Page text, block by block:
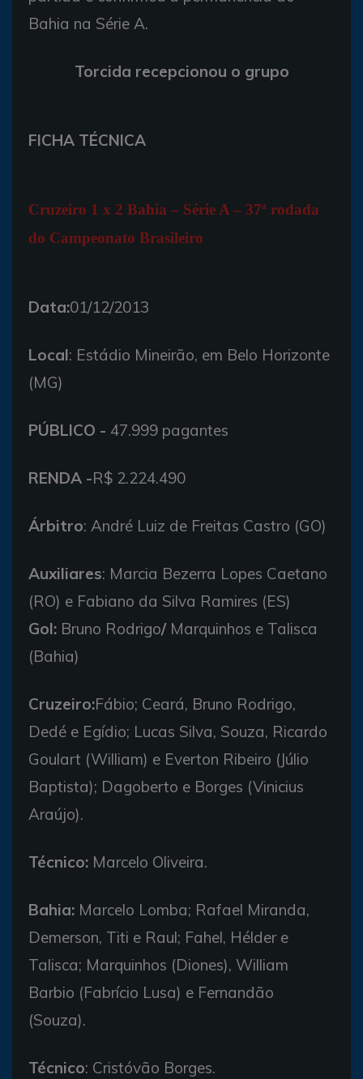
Bahia na Série A.
Torcida recepcionou o grupo
FICHA TÉCNICA
Cruzeiro 1 x 2 Bahia – Série A – 37ª rodada
do Campeonato Brasileiro
Data:01/12/2013
Local: Estádio Mineirão, em Belo Horizonte
(MG)
PÚBLICO - 47.999 pagantes
RENDA -R$ 2.224.490
Árbitro: André Luiz de Freitas Castro (GO)
Auxiliares: Marcia Bezerra Lopes Caetano
(RO) e Fabiano da Silva Ramires (ES)
Gol: Bruno Rodrigo/ Marquinhos e Talisca
(Bahia)
Cruzeiro:Fábio; Ceará, Bruno Rodrigo,
Dedé e Egídio; Lucas Silva, Souza, Ricardo
Goulart (William) e Everton Ribeiro (Júlio
Baptista); Dagoberto e Borges (Vinicius
Araújo).
Técnico: Marcelo Oliveira.
Bahia: Marcelo Lomba; Rafael Miranda,
Demerson, Titi e Raul; Fahel, Hélder e
Talisca; Marquinhos (Diones), William
Barbio (Fabrício Lusa) e Fernandão
(Souza).
Técnico: Cristóvão Borges.